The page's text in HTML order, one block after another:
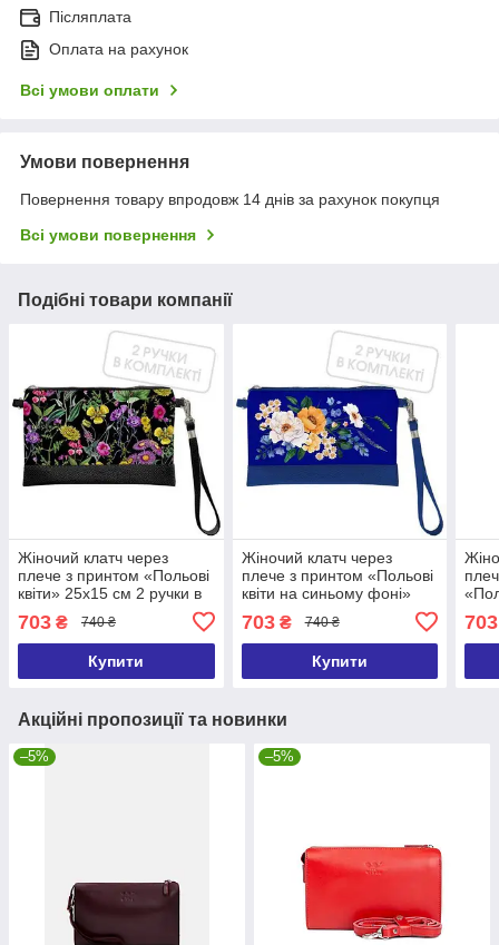
Післяплата
Оплата на рахунок
Всі умови оплати
Умови повернення
Повернення товару впродовж 14 днів за рахунок покупця
Всі умови повернення
Подібні товари компанії
Жіночий клатч через
плече з принтом «Польові
квіти» 25х15 см 2 ручки в
703 ₴ 740 ₴
Купити
Жіночий клатч через
плече з принтом «Польові
квіти на синьому фоні»
комплекті
703₴ 740 ₴
Купити
703
Акційні пропозиції та новинки
–5% –5%